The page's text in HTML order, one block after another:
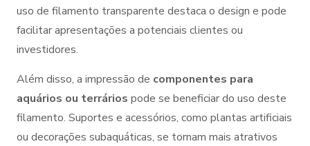
uso de filamento transparente destaca o design e pode
facilitar apresentações a potenciais clientes ou
investidores.
Além disso, a impressão de componentes para
aquários ou terrários pode se beneficiar do uso deste
filamento. Suportes e acessórios, como plantas artificiais
ou decorações subaquáticas, se tornam mais atrativos